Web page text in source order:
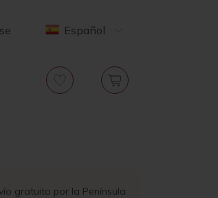
Español
gratuito por la Península